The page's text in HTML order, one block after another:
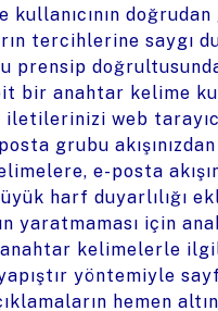
kullanıcının
tercihlerine saygı
prensip
bir anahtar kelime
web
grubu
e-posta
harf duyarlılığı
yaratmaması için
kelimelerle
yöntemiyle
hemen